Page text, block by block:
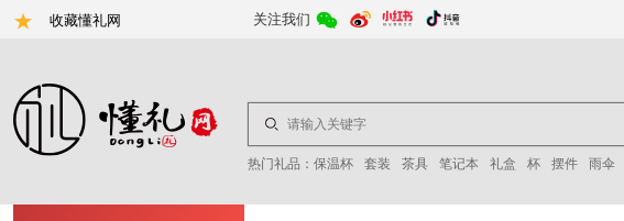
收藏懂礼网 关注我们
热门礼品： 保温杯 套装 茶具 笔记本 礼盒 杯 摆件 雨伞